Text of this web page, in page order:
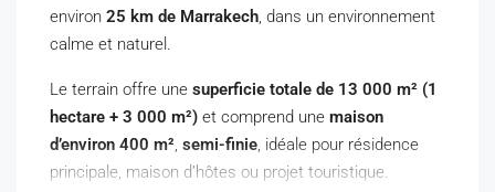
environ 25 km de Marrakech, dans un environnement
calme et naturel.
Le terrain offre une superficie totale de 13 000 m² (1
hectare + 3 000 m²) et comprend une maison
d’environ 400 m², semi-finie, idéale pour résidence
principale, maison d’hôtes ou projet touristique.